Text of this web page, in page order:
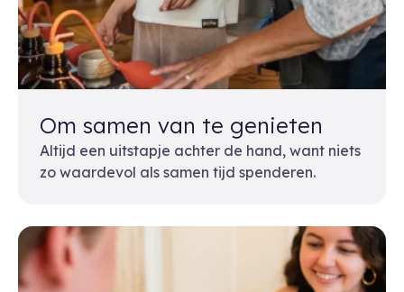
Om samen van te genieten
Altijd een uitstapje achter de hand, want niets
zo waardevol als samen tijd spenderen.